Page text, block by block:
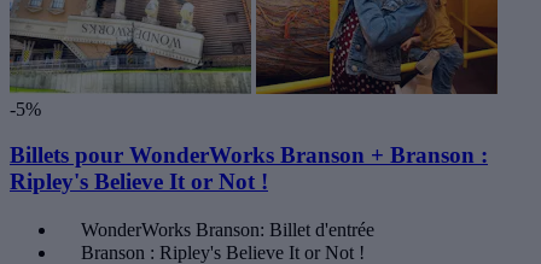
-5%
Billets pour WonderWorks Branson + Branson :
Ripley's Believe It or Not !
WonderWorks Branson: Billet d'entrée
Branson : Ripley's Believe It or Not !